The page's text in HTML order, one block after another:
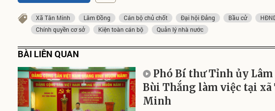
Xã Tân Minh Lâm Đồng Cán bộ chủ chốt Đại hội Đảng Bầu cử
Chính quyền cơ sở
Kiện toàn cán bộ Quản lý nhà nước
BÀI LIÊN QUAN
Phó Bí thư Tỉnh ủy
Bùi Thắng làm việc tại xã
Minh